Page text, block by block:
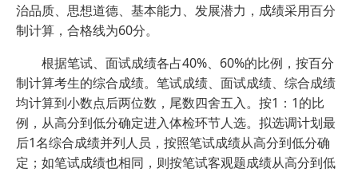
治品质、思想道德、基本能力、发展潜力，成绩采用百分
制计算，合格线为60分。
根据笔试、面试成绩各占40%、60%的比例，按百分
制计算考生的综合成绩。笔试成绩、面试成绩、综合成绩
均计算到小数点后两位数，尾数四舍五入。按1：1的比
例，从高分到低分确定进入体检环节人选。拟选调计划最
后1名综合成绩并列人员，按照笔试成绩从高分到低分确
定；如笔试成绩也相同，则按笔试客观题成绩从高分到低